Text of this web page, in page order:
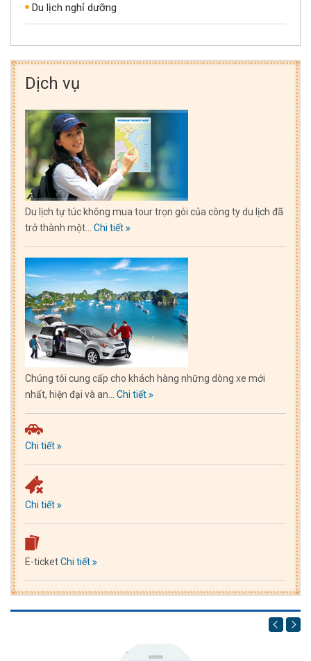
Du lịch nghỉ dưỡng
Dịch vụ
Du lịch tự túc không mua tour trọn gói của công ty du lịch đã
trở thành một... Chi tiết
Chúng tôi cung cấp cho khách hàng những dòng xe mới
nhất, hiện đại và an... Chi tiết
Chi tiết
Chi tiết
E-ticketChi tiết